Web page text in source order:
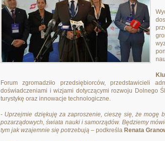
Forum zgromadziło przedsiębiorców, przedstawicieli
doświadczeniami i wizjami dotyczącymi rozwoju Dolnego
turystykę oraz innowacje technologiczne.
- Uprzejmie dziękuję za zaproszenie, cieszę się, że mogę
pozarządowych, świata nauki i samorządów. Będziemy
tym jak wzajemnie się potrzebują – podkreśla Renata